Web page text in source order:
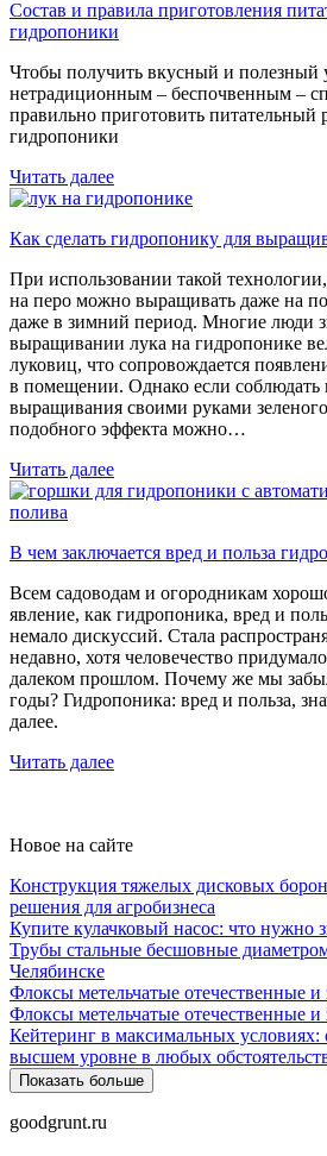
Состав и правила приготовления
гидропоники
Чтобы получить вкусный и полезный
нетрадиционным – беспочвенным –
правильно приготовить питательный
гидропоники
Читать далее
Как сделать гидропонику для
При использовании такой
на перо можно выращивать даже на
даже в зимний период. Многие люди
выращивании лука на гидропонике
луковиц, что сопровождается
в помещении. Однако если соблюдать
выращивания своими руками
подобного эффекта можно…
Читать далее
В чем заключается вред и польза
Всем садоводам и огородникам
явление, как гидропоника, вред и
немало дискуссий. Стала
недавно, хотя человечество
далеком прошлом. Почему же мы
годы? Гидропоника: вред и польза,
далее.
Читать далее
Новое на сайте
Конструкция тяжелых дисковых
решения для агробизнеса
Купите кулачковый насос: что нужно
Трубы стальные бесшовные
Челябинске
Флоксы метельчатые отечественные
Флоксы метельчатые отечественные
Кейтеринг в максимальных условиях:
высшем уровне в любых
Показать больше
goodgrunt.ru